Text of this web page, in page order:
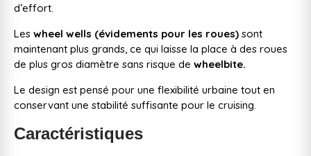
d’effort.
Les wheel wells (évidements pour les roues) sont
maintenant plus grands, ce qui laisse la place à des roues
de plus gros diamètre sans risque de wheelbite.
Le design est pensé pour une flexibilité urbaine tout en
conservant une stabilité suffisante pour le cruising.
Caractéristiques